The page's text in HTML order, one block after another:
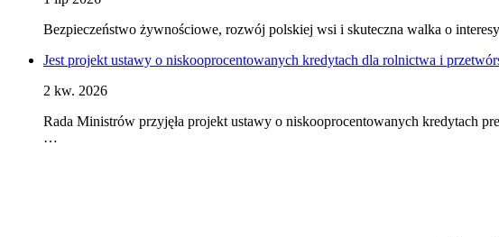
Bezpieczeństwo żywnościowe, rozwój polskiej wsi i skuteczna walka o
Jest projekt ustawy o niskooprocentowanych kredytach dla rolnictwa i
2 kw. 2026
Rada Ministrów przyjęła projekt ustawy o niskooprocentowanych kredytach
…